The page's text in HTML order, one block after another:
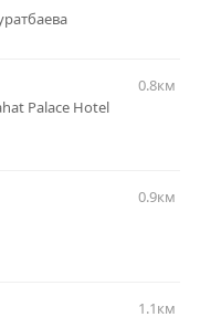
0.8км
Palace Hotel
0.9км
1.1км